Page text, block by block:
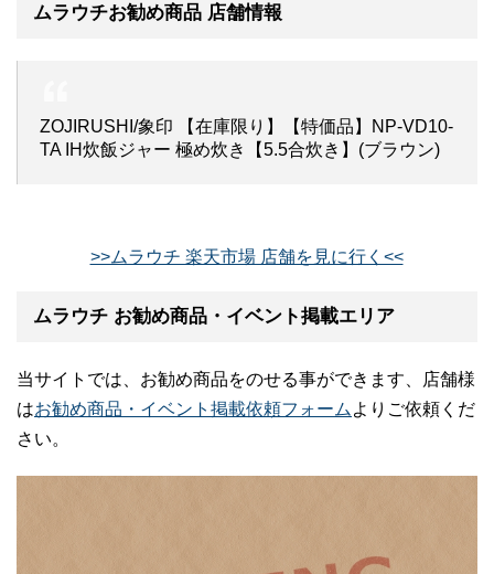
ムラウチお勧め商品 店舗情報
ZOJIRUSHI/象印 【在庫限り】【特価品】NP-VD10-
TA IH炊飯ジャー 極め炊き【5.5合炊き】(ブラウン)
>>ムラウチ 楽天市場 店舗を見に行く<<
ムラウチ お勧め商品・イベント掲載エリア
当サイトでは、お勧め商品をのせる事ができます、店舗様
はお勧め商品・イベント掲載依頼フォーム よりご依頼くだ
さい。